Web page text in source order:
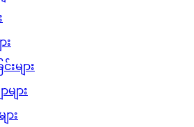
း
များ
ျား
ား